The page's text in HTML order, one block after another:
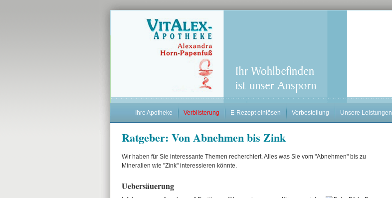
Ihre Apotheke Verblisterung E-Rezept einlösen Vorbestellung Unsere Leistungen
Ratgeber: Von Abnehmen bis Zink
Wir haben für Sie interessante Themen recherchiert. Alles was Sie vom "Abnehmen" bis zu
Mineralien wie "Zink" interessieren könnte.
Uebersäuerung